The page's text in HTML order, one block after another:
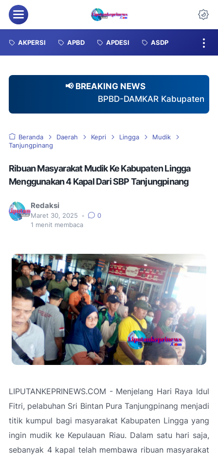
Menu
AKPERSI APBD APDESI ASDP
📢 BREAKING NEWS
BPBD-DAMKAR Kabupaten Karimun Gagas
Beranda Daerah Kepri Lingga
Mudik
Tanjungpinang
Ribuan Masyarakat Mudik Ke Kabupaten Lingga
Menggunakan 4 Kapal Dari SBP Tanjungpinang
Redaksi
Maret 30, 2025 •
0
1 menit membaca
LIPUTANKEPRINEWS.COM - Menjelang Hari Raya Idul
Fitri, pelabuhan Sri Bintan Pura Tanjungpinang menjadi
titik kumpul bagi masyarakat Kabupaten Lingga yang
ingin mudik ke Kepulauan Riau. Dalam satu hari saja,
sebanyak 4 kapal telah membawa ribuan masyarakat